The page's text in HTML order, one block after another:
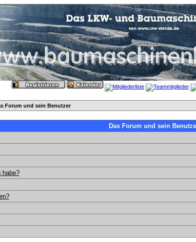
Forum und sein Benutzer
Das Forum und sein
habe?